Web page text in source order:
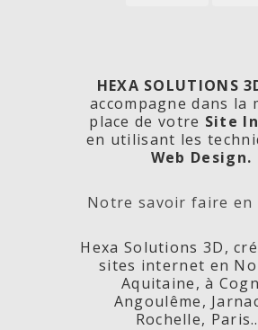
Les
HEXA SOLUTIONS
accompagne dans la
place de votre Site
en utilisant les
Web Design.
Notre savoir faire en
Hexa Solutions 3D,
sites internet en
Aquitaine, à
Angoulême,
Rochelle,